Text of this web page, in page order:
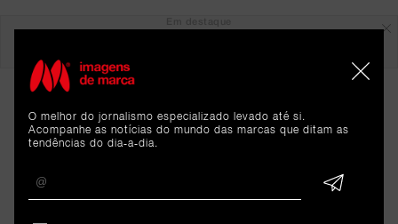
O melhor do jornalismo especializado levado até si.
Acompanhe as notícias do mundo das marcas que ditam as
tendências do dia-a-dia.